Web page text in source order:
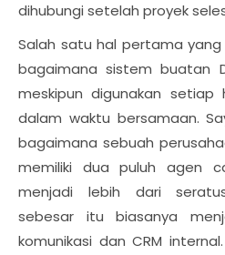
dihubungi setelah proyek
Salah satu hal pertama
bagaimana sistem buatan
meskipun digunakan
dalam waktu bersamaan.
bagaimana sebuah
memiliki dua puluh agen
menjadi lebih dari
sebesar itu biasanya
komunikasi dan CRM